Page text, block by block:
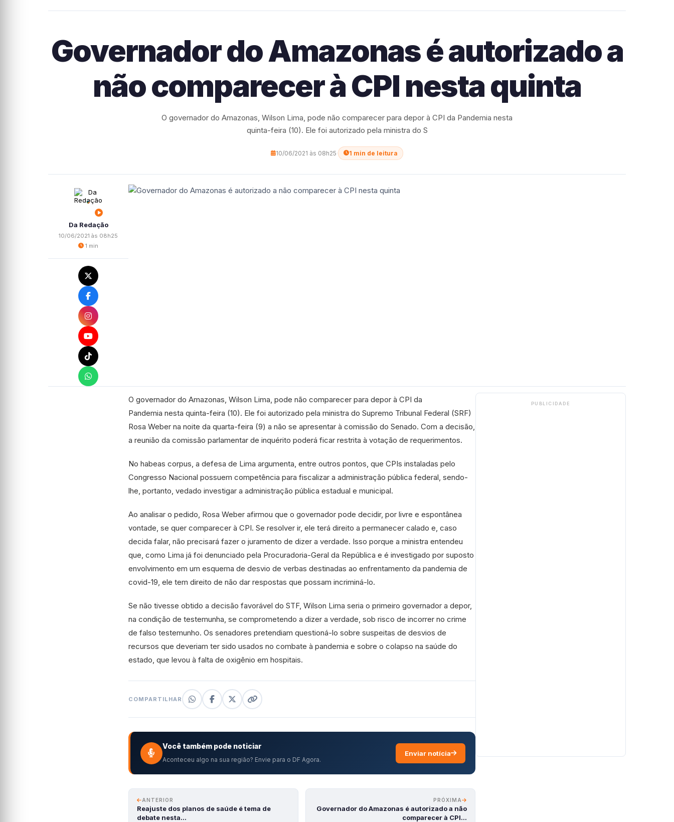
Governador do Amazonas é autorizado a
não comparecer à CPI nesta quinta
O governador do Amazonas, Wilson Lima, pode não comparecer para depor à CPI da Pandemia nesta
quinta-feira (10). Ele foi autorizado pela ministra do S
10/06/2021 às 08h25· 1 min de leitura
Da Redação
10/06/2021 às 08h25
1 min
O governador do Amazonas, Wilson Lima, pode não comparecer para depor à CPI da
Pandemia nesta quinta-feira (10). Ele foi autorizado pela ministra do Supremo Tribunal Federal (SRF)
Rosa Weber na noite da quarta-feira (9) a não se apresentar à comissão do Senado. Com a decisão,
a reunião da comissão parlamentar de inquérito poderá ficar restrita à votação de requerimentos.
No habeas corpus, a defesa de Lima argumenta, entre outros pontos, que CPIs instaladas pelo
Congresso Nacional possuem competência para fiscalizar a administração pública federal, sendo-
lhe, portanto, vedado investigar a administração pública estadual e municipal.
Ao analisar o pedido, Rosa Weber afirmou que o governador pode decidir, por livre e espontânea
vontade, se quer comparecer à CPI. Se resolver ir, ele terá direito a permanecer calado e, caso
decida falar, não precisará fazer o juramento de dizer a verdade. Isso porque a ministra entendeu
que, como Lima já foi denunciado pela Procuradoria-Geral da República e é investigado por suposto
envolvimento em um esquema de desvio de verbas destinadas ao enfrentamento da pandemia de
covid-19, ele tem direito de não dar respostas que possam incriminá-lo.
Se não tivesse obtido a decisão favorável do STF, Wilson Lima seria o primeiro governador a depor,
na condição de testemunha, se comprometendo a dizer a verdade, sob risco de incorrer no crime
de falso testemunho. Os senadores pretendiam questioná-lo sobre suspeitas de desvios de
recursos que deveriam ter sido usados no combate à pandemia e sobre o colapso na saúde do
estado, que levou à falta de oxigênio em hospitais.
COMPARTILHAR
Você também pode noticiar
Aconteceu algo na sua região? Envie para o DF Agora.
Enviar notícia
ANTERIOR
Reajuste dos planos de saúde é tema de
debate nesta…
PRÓXIMA
Governador do Amazonas é autorizado a não
comparecer à CPI…
PUBLICIDADE